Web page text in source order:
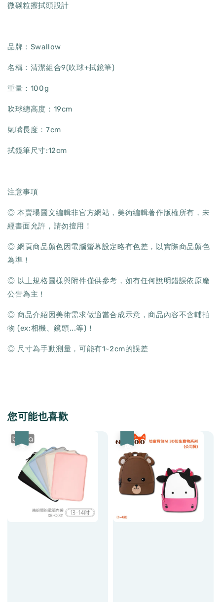
微碳粒擦拭頭設計
品牌：Swallow
名稱：清潔組合9(吹球+拭鏡筆)
重量：100g
吹球總高度：19cm
氣嘴長度：7cm
拭鏡筆尺寸:12cm
注意事項
◎ 本賣場圖文編輯非官方網站，美術編輯著作版權所有，未
經書面允許，請勿擅用！
◎ 網頁商品顏色因電腦螢幕設定略有色差，以實際商品顏色
為準！
◎ 以上規格圖樣與附件僅供參考，如有任何說明錯誤依原廠
公告為主！
◎ 商品介紹因美術需求做適當合成示意，商品內容不含輔拍
物 (ex:相機、鏡頭...等)！
◎ 尺寸為手動測量，可能有1~2cm的誤差
您可能也喜歡